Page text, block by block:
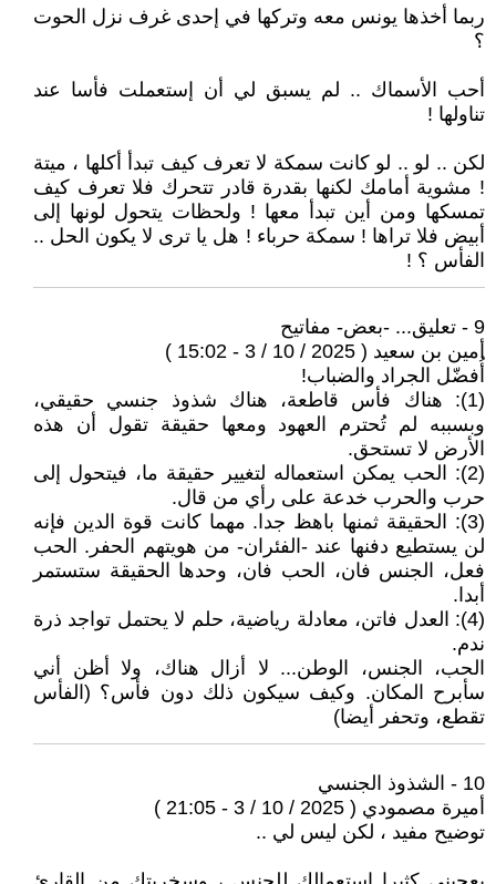
ربما أخذها يونس معه وتركها في إحدى غرف نزل الحوت
؟
أحب الأسماك .. لم يسبق لي أن إستعملت فأسا عند
تناولها !
لكن .. لو .. لو كانت سمكة لا تعرف كيف تبدأ أكلها ، ميتة
! مشوية أمامك لكنها بقدرة قادر تتحرك فلا تعرف كيف
تمسكها ومن أين تبدأ معها ! ولحظات يتحول لونها إلى
أبيض فلا تراها ! سمكة حرباء ! هل يا ترى لا يكون الحل ..
الفأس ؟ !
9 - تعليق... -بعض- مفاتيح
أمين بن سعيد ( 2025 / 10 / 3 - 15:02 )
أُفضّل الجراد والضباب!
(1): هناك فأس قاطعة، هناك شذوذ جنسي حقيقي،
وبسببه لم تُحترم العهود ومعها حقيقة تقول أن هذه
الأرض لا تستحق.
(2): الحب يمكن استعماله لتغيير حقيقة ما، فيتحول إلى
حرب والحرب خدعة على رأي من قال.
(3): الحقيقة ثمنها باهظ جدا. مهما كانت قوة الدين فإنه
لن يستطيع دفنها عند -الفئران- من هويتهم الحفر. الحب
فعل، الجنس فان، الحب فان، وحدها الحقيقة ستستمر
أبدا.
(4): العدل فاتن، معادلة رياضية، حلم لا يحتمل تواجد ذرة
ندم.
الحب، الجنس، الوطن... لا أزال هناك، ولا أظن أني
سأبرح المكان. وكيف سيكون ذلك دون فأس؟ (الفأس
تقطع، وتحفر أيضا)
10 - الشذوذ الجنسي
أميرة مصمودي ( 2025 / 10 / 3 - 21:05 )
توضيح مفيد ، لكن ليس لي ..